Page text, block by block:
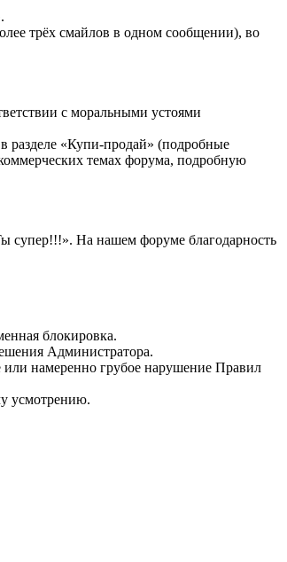
трёх смайлов в одном сообщении), во
с моральными устоями
разделе «Купи-продай» (подробные
темах форума, подробную
супер!!!». На нашем форуме благодарность
блокировка.
Администратора.
или намеренно грубое нарушение Правил
усмотрению.